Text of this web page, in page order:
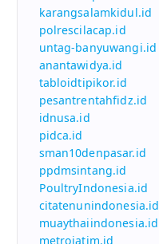
karangsalamkidul.id
polrescilacap.id
untag-banyuwangi.id
anantawidya.id
tabloidtipikor.id
pesantrentahfidz.id
idnusa.id
pidca.id
sman10denpasar.id
ppdmsintang.id
PoultryIndonesia.id
citatenunindonesia.id
muaythaiindonesia.id
metrojatim.id